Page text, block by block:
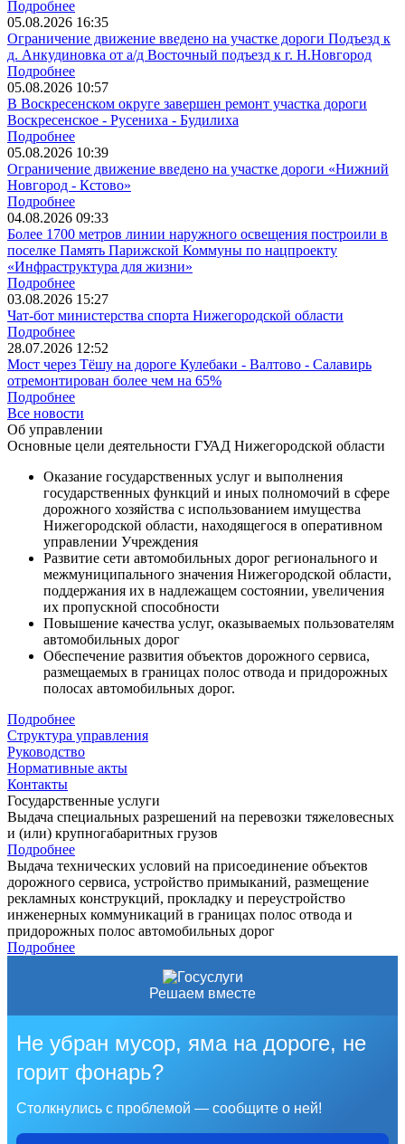
Подробнее
05.08.2026 16:35
Ограничение движение введено на участке дороги Подъезд к
д. Анкудиновка от а/д Восточный подъезд к г. Н.Новгород
Подробнее
05.08.2026 10:57
В Воскресенском округе завершен ремонт участка дороги
Воскресенское - Русениха - Будилиха
Подробнее
05.08.2026 10:39
Ограничение движение введено на участке дороги «Нижний
Новгород - Кстово»
Подробнее
04.08.2026 09:33
Более 1700 метров линии наружного освещения построили в
поселке Память Парижской Коммуны по нацпроекту
«Инфраструктура для жизни»
Подробнее
03.08.2026 15:27
Чат-бот министерства спорта Нижегородской области
Подробнее
28.07.2026 12:52
Мост через Тёшу на дороге Кулебаки - Валтово - Салавирь
отремонтирован более чем на 65%
Подробнее
Все новости
Об управлении
Основные цели деятельности ГУАД Нижегородской области
Оказание государственных услуг и выполнения
государственных функций и иных полномочий в сфере
дорожного хозяйства с использованием имущества
Нижегородской области, находящегося в оперативном
управлении Учреждения
Развитие сети автомобильных дорог регионального и
межмуниципального значения Нижегородской области,
поддержания их в надлежащем состоянии, увеличения
их пропускной способности
Повышение качества услуг, оказываемых пользователям
автомобильных дорог
Обеспечение развития объектов дорожного сервиса,
размещаемых в границах полос отвода и придорожных
полосах автомобильных дорог.
Подробнее
Структура управления
Руководство
Нормативные акты
Контакты
Государственные услуги
Выдача специальных разрешений на перевозки тяжеловесных
и (или) крупногабаритных грузов
Подробнее
Выдача технических условий на присоединение объектов
дорожного сервиса, устройство примыканий, размещение
рекламных конструкций, прокладку и переустройство
инженерных коммуникаций в границах полос отвода и
придорожных полос автомобильных дорог
Подробнее
Решаем вместе
Не убран мусор, яма на дороге, не
горит фонарь?
Столкнулись с проблемой — сообщите о ней!